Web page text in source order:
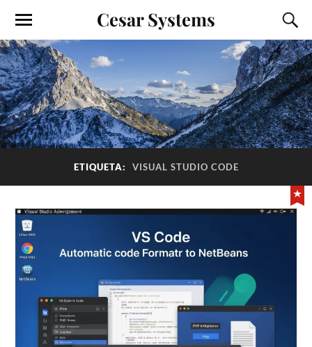
Cesar Systems
ETIQUETA: VISUAL STUDIO CODE